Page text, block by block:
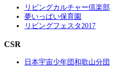
リビングカルチャー倶楽部
夢いっぱい保育園
リビングフェスタ2017
CSR
日本宇宙少年団和歌山分団